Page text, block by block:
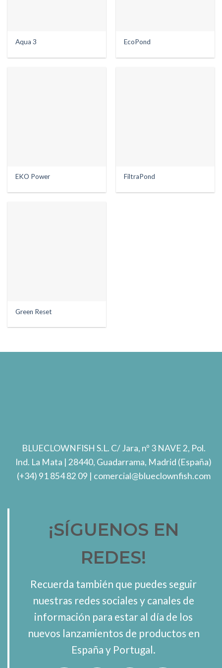
Aqua 3 EcoPond
EKO Power FiltraPond
Green Reset
BLUECLOWNFISH S.L. C/ Jara, nº 3 NAVE 2, Pol.
Ind. La Mata | 28440, Guadarrama, Madrid (España)
(+34) 91 854 82 09 | comercial@blueclownfish.com
¡SÍGUENOS EN
REDES!
Recuerda también que puedes seguir
nuestras redes sociales y canales de
información para estar al día de los
nuevos lanzamientos de productos en
España y Portugal.